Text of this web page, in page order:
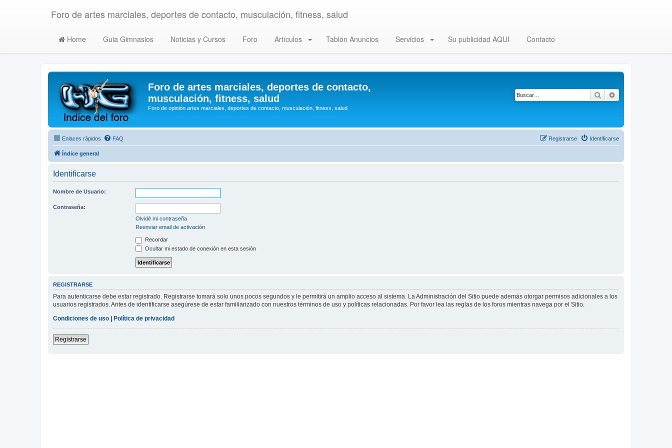
Foro de artes marciales, deportes de contacto, musculación, fitness, salud
Home Guia Gimnasios Noticias y Cursos Foro Artículos Tablón Anuncios Servicios Su publicidad AQUI Contacto
Foro de artes marciales, deportes de contacto,
musculación, fitness, salud
Foro de opinión artes marciales, deportes de contacto, musculación, fitness, salud
Buscar
Enlaces rápidos FAQ Identificarse
Registrarse
Índice general
Identificarse
Nombre de Usuario:
Contraseña:
Olvidé mi contraseña
Reenviar email de activación
Recordar
Ocultar mi estado de conexión en esta sesión
REGISTRARSE
Para autenticarse debe estar registrado. Registrarse tomará solo unos pocos segundos y le permitirá un amplio acceso al sistema. La Administración del Sitio puede además otorgar permisos adicionales a los
usuarios registrados. Antes de identificarse asegúrese de estar familiarizado con nuestros términos de uso y políticas relacionadas. Por favor lea las reglas de los foros mientras navega por el Sitio.
Condiciones de uso | Política de privacidad
Registrarse